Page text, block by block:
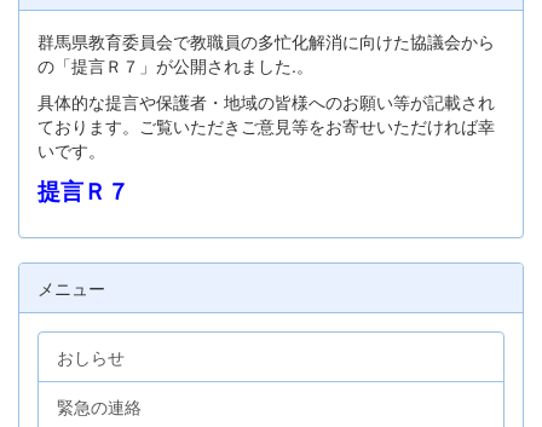
群馬県教育委員会で教職員の多忙化解消に向けた協議会から
の「提言Ｒ７」が公開されました.。
具体的な提言や保護者・地域の皆様へのお願い等が記載され
ております。ご覧いただきご意見等をお寄せいただければ幸
いです。
提言Ｒ７
メニュー
おしらせ
緊急の連絡